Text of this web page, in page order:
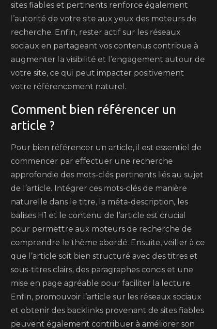
sites fiables et pertinents renforce également
l’autorité de votre site aux yeux des moteurs de
recherche. Enfin, rester actif sur les réseaux
sociaux en partageant vos contenus contribue à
augmenter la visibilité et l’engagement autour de
votre site, ce qui peut impacter positivement
votre référencement naturel.
Comment bien référencer un
article ?
Pour bien référencer un article, il est essentiel de
commencer par effectuer une recherche
approfondie des mots-clés pertinents liés au sujet
de l’article. Intégrer ces mots-clés de manière
naturelle dans le titre, la méta-description, les
balises H1 et le contenu de l’article est crucial
pour permettre aux moteurs de recherche de
comprendre le thème abordé. Ensuite, veiller à ce
que l’article soit bien structuré avec des titres et
sous-titres clairs, des paragraphes concis et une
mise en page agréable pour faciliter la lecture.
Enfin, promouvoir l’article sur les réseaux sociaux
et obtenir des backlinks provenant de sites fiables
peuvent également contribuer à améliorer son